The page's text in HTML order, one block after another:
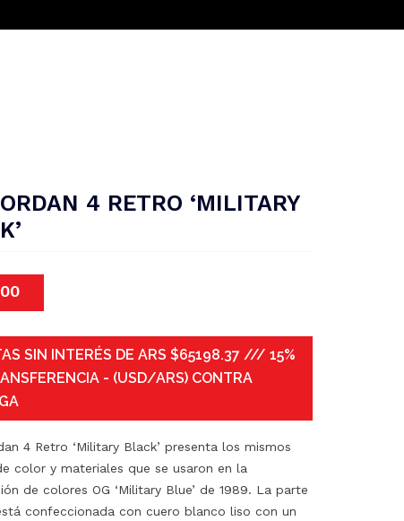
4 RETRO ‘MILITARY
SIN INTERÉS DE ARS $65198.37 /// 15%
- (USD/ARS) CONTRA
4 Retro ‘Military Black’ presenta los mismos
color y materiales que se usaron en la
de colores OG ‘Military Blue’ de 1989. La parte
confeccionada con cuero blanco liso con un